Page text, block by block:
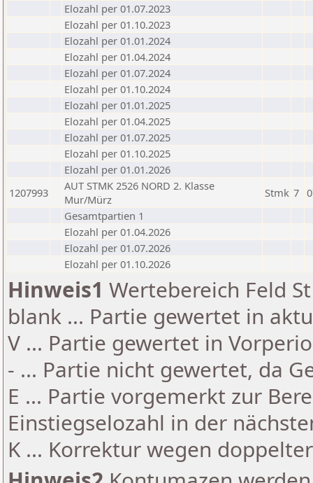
Elozahl per 01.07.2023
Elozahl per 01.10.2023
Elozahl per 01.01.2024
Elozahl per 01.04.2024
Elozahl per 01.07.2024
Elozahl per 01.10.2024
Elozahl per 01.01.2025
Elozahl per 01.04.2025
Elozahl per 01.07.2025
Elozahl per 01.10.2025
Elozahl per 01.01.2026
1207993
AUT STMK 2526 NORD 2. Klasse
Mur/Mürz
Stmk 7
Gesamtpartien 1
Elozahl per 01.04.2026
Elozahl per 01.07.2026
Elozahl per 01.10.2026
Hinweis1 Wertebereich Feld
blank ... Partie gewertet in
V ... Partie gewertet in
- ... Partie nicht gewertet, da
E ... Partie vorgemerkt zur
Einstiegselozahl in der
K ... Korrektur wegen